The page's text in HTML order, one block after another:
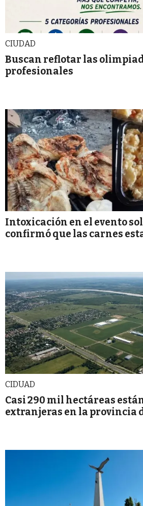
CIUDAD
Buscan reflotar las
profesionales
Intoxicación en el evento
confirmó que las carnes
CIDUAD
Casi 290 mil hectáreas
extranjeras en la provincia